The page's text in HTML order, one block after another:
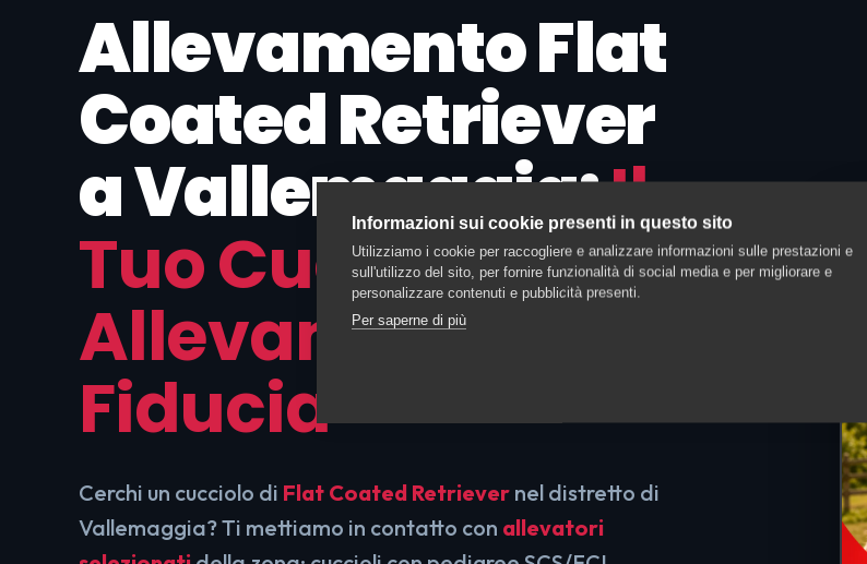
Allevamento Flat
Coated Retriever
a Vallemaggia:Il
Tuo Cucciolo da
Allevamenti di
Fiducia
Cerchi un cucciolo di Flat Coated Retriever nel distretto di
Vallemaggia? Ti mettiamo in contatto con allevatori
Informazioni sui cookie presenti in questo sito
Utilizziamo i cookie per raccogliere e analizzare informazioni sulle prestazioni e
sull'utilizzo del sito, per fornire funzionalità di social media e per migliorare e
personalizzare contenuti e pubblicità presenti.
Per saperne di più